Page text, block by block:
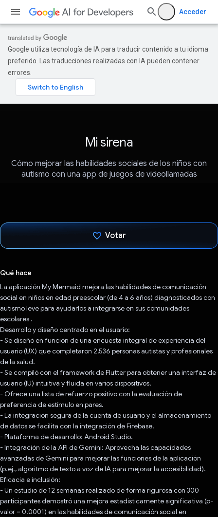
Acceder
Google utiliza tecnología de IA para traducir contenido a tu idioma
preferido. Las traducciones realizadas con IA pueden contener
errores.
Mi sirena
Cómo mejorar las habilidades sociales de los niños con
autismo con una app de juegos de videollamadas
Votar
Qué hace
La aplicación My Mermaid mejora las habilidades de comunicación
social en niños en edad preescolar (de 4 a 6 años) diagnosticados con
autismo leve para ayudarlos a integrarse en sus comunidades
escolares .
Desarrollo y diseño centrado en el usuario:
- Se diseñó en función de una encuesta integral de experiencia del
usuario (UX) que completaron 2,536 personas autistas y profesionales
de la salud.
- Se compiló con el framework de Flutter para obtener una interfaz de
usuario (IU) intuitiva y fluida en varios dispositivos.
- Ofrece una lista de refuerzo positivo con la evaluación de
preferencia de estímulo en pares.
- La integración segura de la cuenta de usuario y el almacenamiento
de datos se facilita con la integración de Firebase.
- Plataforma de desarrollo: Android Studio.
- Integración de la API de Gemini: Aprovecha las capacidades
avanzadas de Gemini para mejorar las funciones de la aplicación
(p.ej., algoritmo de texto a voz de IA para mejorar la accesibilidad).
Eficacia e inclusión:
- Un estudio de 12 semanas realizado de forma rigurosa con 300
participantes demostró una mejora estadísticamente significativa (p-
valor = 0.0001) en las habilidades de comunicación social en